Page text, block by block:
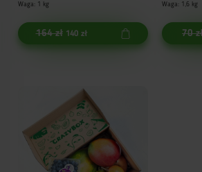
Waga: 1 kg
164 zł 140 zł
Waga: 1,6 kg
70